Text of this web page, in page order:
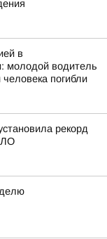
в
молодой водитель
погибли
рекорд